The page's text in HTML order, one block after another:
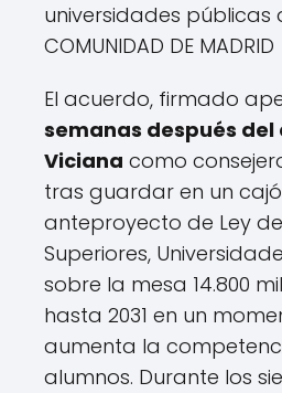
universidades públicas
COMUNIDAD DE MADRID
El acuerdo, firmado
semanas después del
Viciana como
tras guardar en un
anteproyecto de Ley
Superiores,
sobre la mesa 14.800
hasta 2031 en un
aumenta la
alumnos. Durante los